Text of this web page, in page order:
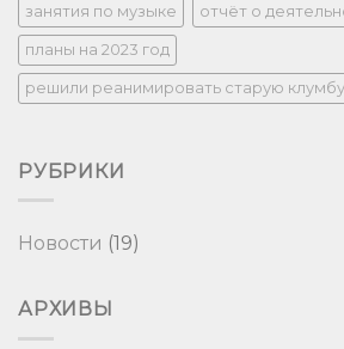
занятия по музыке отчёт о
планы на 2023 год
решили реанимировать старую клумбу
РУБРИКИ
Новости (19)
АРХИВЫ